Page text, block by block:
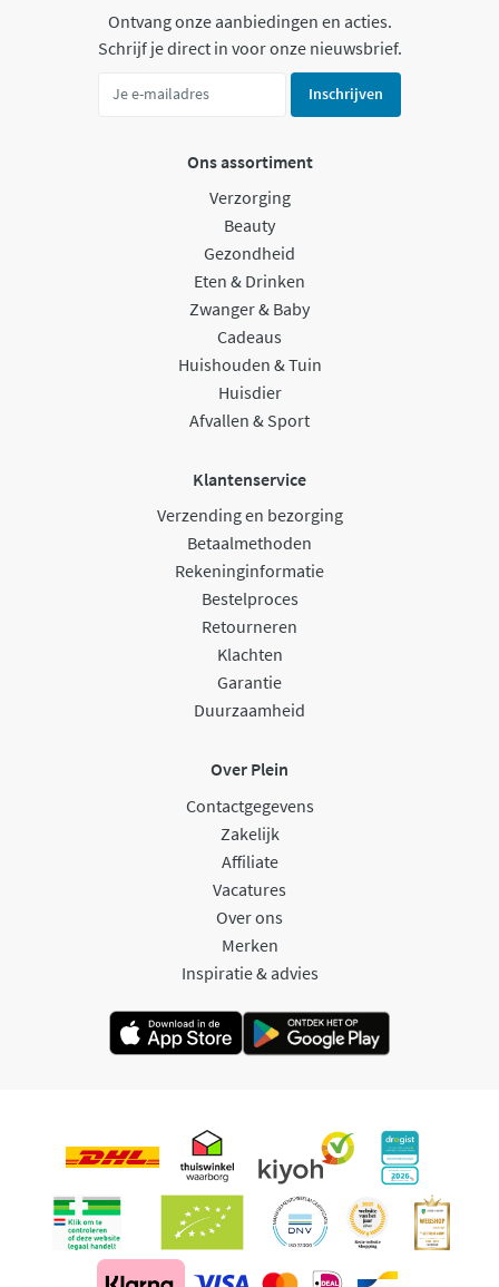
Ontvang onze aanbiedingen en acties.
Schrijf je direct in voor onze nieuwsbrief.
Inschrijven
Ons assortiment
Verzorging
Beauty
Gezondheid
Eten & Drinken
Zwanger & Baby
Cadeaus
Huishouden & Tuin
Huisdier
Afvallen & Sport
Klantenservice
Verzending en bezorging
Betaalmethoden
Rekeninginformatie
Bestelproces
Retourneren
Klachten
Garantie
Duurzaamheid
Over Plein
Contactgegevens
Zakelijk
Affiliate
Vacatures
Over ons
Merken
Inspiratie & advies